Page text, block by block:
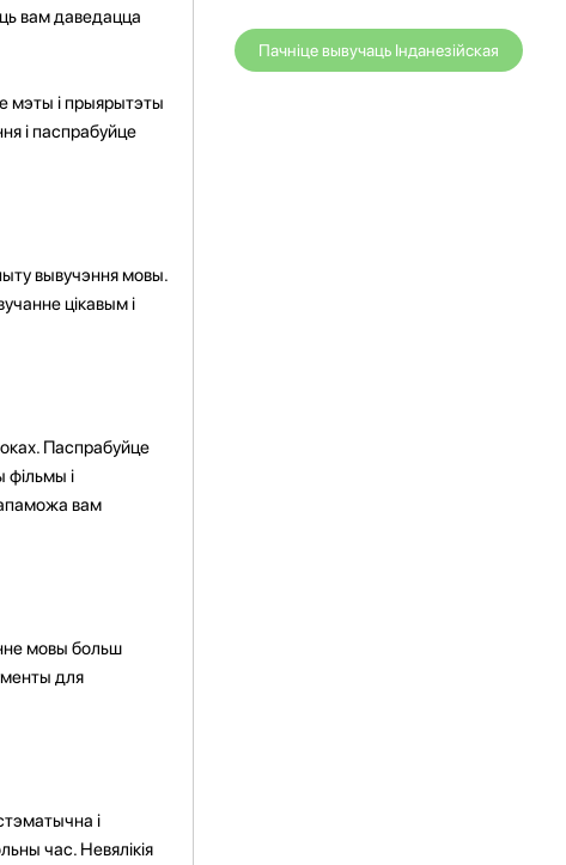
вам даведацца
мэты і прыярытэты
і паспрабуйце
вывучэння мовы.
цікавым і
Паспрабуйце
і
вам
мовы больш
для
і
час. Невялікія
Пачніце вывучаць Інданезійская